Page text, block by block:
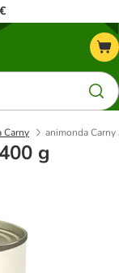
Carny animonda
g